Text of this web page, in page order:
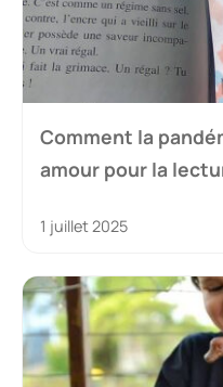
Comment la
amour pour la
1 juillet 2025